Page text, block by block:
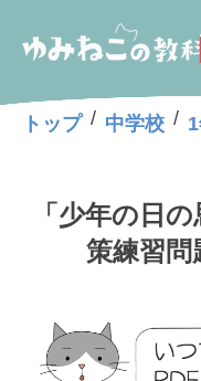
トップ / 中学校 /
「少年の日
策練習問